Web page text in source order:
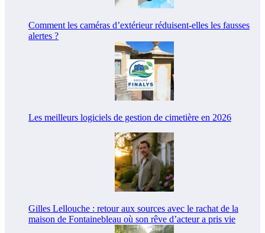
Comment les caméras d’extérieur réduisent-elles les fausses
alertes ?
Les meilleurs logiciels de gestion de cimetière en 2026
Gilles Lellouche : retour aux sources avec le rachat de la
maison de Fontainebleau où son rêve d’acteur a pris vie